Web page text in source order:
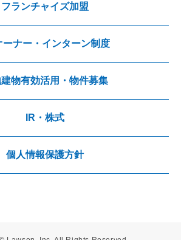
フランチャイズ加盟
ーナー・インターン制度
物有効活用・物件募集
IR・株式
個人情報保護方針